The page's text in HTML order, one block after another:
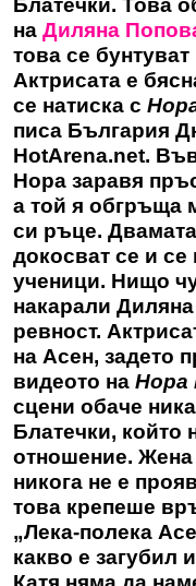
Блатечки. Това
на Диляна
това се
Актрисата е
се натиска с
писа България
HotArena.net.
Нора заравя
а той я обгръща
си ръце.
докосват се и се
ученици. Нищо
накарали
ревност.
на Асен, задето
видеото на Нора
сцени обаче
Блатечки, който
отношение.
никога не е
това крепеше
„Лека-полека
какво е загубил